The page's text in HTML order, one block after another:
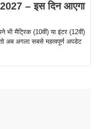
2027 – इस दिन आएगा
भी मैट्रिक (10वीं) या इंटर (12वीं)
अब अगला सबसे महत्वपूर्ण अपडेट